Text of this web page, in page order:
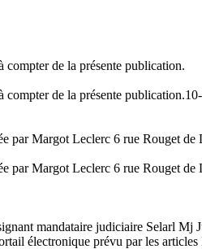
compter de la présente publication.
compter de la présente publication.
par Margot Leclerc 6 rue Rouget
par Margot Leclerc 6 rue Rouget
mandataire judiciaire Selarl Mj
électronique prévu par les